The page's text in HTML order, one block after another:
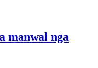
manwal nga